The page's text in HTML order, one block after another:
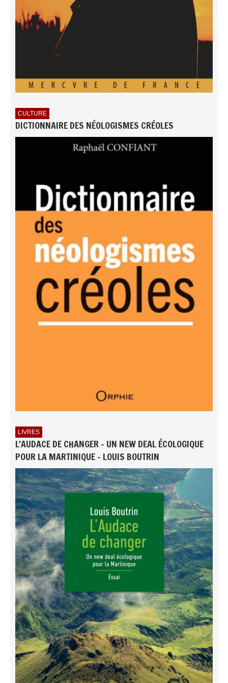
CULTURE
DICTIONNAIRE DES NÉOLOGISMES CRÉOLES
LIVRES
L'AUDACE DE CHANGER - UN NEW DEAL ÉCOLOGIQUE
POUR LA MARTINIQUE - LOUIS BOUTRIN